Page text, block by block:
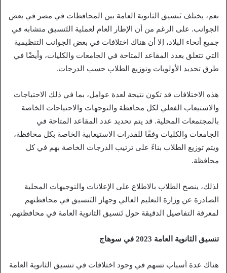
نعم، يختلف تَنسيق الثانوية العامة بين المحافظات في مصر في بعض
الجوانب. على الرغم من أن الإطار العام لعملية التَنسيق متشابه في
جميع أنحاء البلاد، إلا أن هناك اختلافات في بعض الجوانب التنظيمية
التي تتعلق بعدد المقاعد المتاحة في الجامعات والكليات، وأيضًا في
طرق تحديد الأولويات وتوزيع الطلاب حسب الدرجات.
هذه الاختلافات قد تكون نتيجة لعدة عوامل، بما في ذلك الاحتياجات
والاستيعاب الفعلي لكل محافظة والتوجهات والاحتياجات الخاصة
بالمجتمعات المحلية. قد يتم تحديد عدد المقاعد المتاحة في
الجامعات والكليات وفقًا للقدرات الاستيعابية الخاصة بكل محافظة،
ويتم توزيع الطلاب بناءً على ترتيب الدرجات الخاصة بهم في كل
محافظة.
لذلك، ينصح الطلاب بالاطلاع على الإعلانات والتوجيهات المحلية
الصادرة عن وزارة التعليم العالي وجهاز التَنسيق في محافظتهم
لمعرفة التفاصيل الدقيقة حول تَنسيق الثانوية العامة في محافظتهم.
تنسيق الثانوية العامة 2023 في سوهاج
هناك عدة أسباب تسهم في وجود اختلافات في تنسيق الثانوية العامة